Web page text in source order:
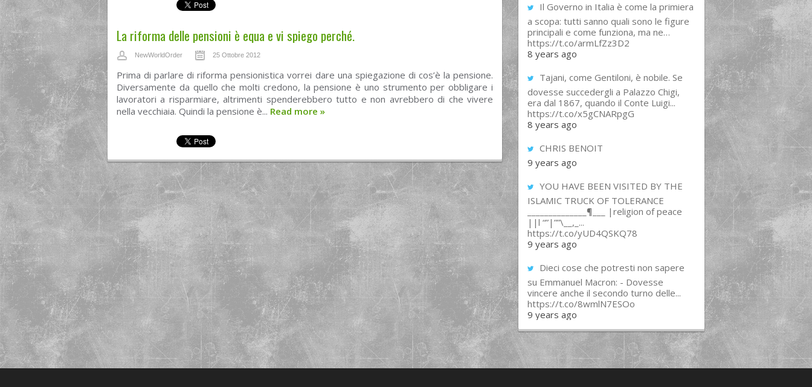
La riforma delle pensioni è equa e vi spiego perché.
NewWorldOrder 25 Ottobre 2012
Prima di parlare di riforma pensionistica vorrei dare una spiegazione di cos’è la pensione.
Diversamente da quello che molti credono, la pensione è uno strumento per obbligare i
lavoratori a risparmiare, altrimenti spenderebbero tutto e non avrebbero di che vivere
nella vecchiaia. Quindi la pensione è... Read more »
Il Governo in Italia è come la primiera
a scopa: tutti sanno quali sono le figure
principali e come funziona, ma ne…
https://t.co/armLfZz3D2
8 years ago
Tajani, come Gentiloni, è nobile. Se
dovesse succedergli a Palazzo Chigi,
era dal 1867, quando il Conte Luigi...
https://t.co/x5gCNARpgG
8 years ago
CHRIS BENOIT
9 years ago
YOU HAVE BEEN VISITED BY THE
ISLAMIC TRUCK OF TOLERANCE
______________¶___ |religion of peace
||l “”|””\__,_...
https://t.co/yUD4QSKQ78
9 years ago
Dieci cose che potresti non sapere
su Emmanuel Macron: - Dovesse
vincere anche il secondo turno delle...
https://t.co/8wmlN7ESOo
9 years ago